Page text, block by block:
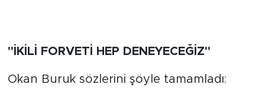
"İKİLİ FORVETİ HEP DENEYECEĞİZ"
Okan Buruk sözlerini şöyle tamamladı: